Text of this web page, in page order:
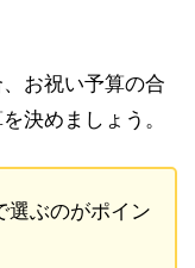
お祝い予算の合
決めましょう。
選ぶのがポイン